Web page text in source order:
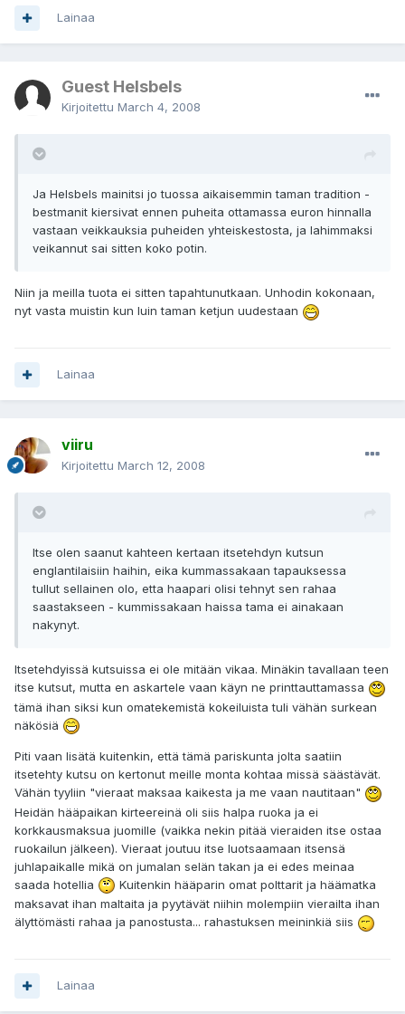
Lainaa
Guest Helsbels
Kirjoitettu March 4, 2008
Ja Helsbels mainitsi jo tuossa aikaisemmin taman tradition -
bestmanit kiersivat ennen puheita ottamassa euron hinnalla
vastaan veikkauksia puheiden yhteiskestosta, ja lahimmaksi
veikannut sai sitten koko potin.
Niin ja meilla tuota ei sitten tapahtunutkaan. Unhodin kokonaan,
nyt vasta muistin kun luin taman ketjun uudestaan
Lainaa
viiru
Kirjoitettu March 12, 2008
Itse olen saanut kahteen kertaan itsetehdyn kutsun
englantilaisiin haihin, eika kummassakaan tapauksessa
tullut sellainen olo, etta haapari olisi tehnyt sen rahaa
saastakseen - kummissakaan haissa tama ei ainakaan
nakynyt.
Itsetehdyissä kutsuissa ei ole mitään vikaa. Minäkin tavallaan teen
itse kutsut, mutta en askartele vaan käyn ne printtauttamassa
tämä ihan siksi kun omatekemistä kokeiluista tuli vähän surkean
näkösiä
Piti vaan lisätä kuitenkin, että tämä pariskunta jolta saatiin
itsetehty kutsu on kertonut meille monta kohtaa missä säästävät.
Vähän tyyliin "vieraat maksaa kaikesta ja me vaan nautitaan"
Heidän hääpaikan kirteereinä oli siis halpa ruoka ja ei
korkkausmaksua juomille (vaikka nekin pitää vieraiden itse ostaa
ruokailun jälkeen). Vieraat joutuu itse luotsaamaan itsensä
juhlapaikalle mikä on jumalan selän takan ja ei edes meinaa
saada hotellia
Kuitenkin hääparin omat polttarit ja häämatka
maksavat ihan maltaita ja pyytävät niihin molempiin vierailta ihan
älyttömästi rahaa ja panostusta... rahastuksen meininkiä siis
Lainaa